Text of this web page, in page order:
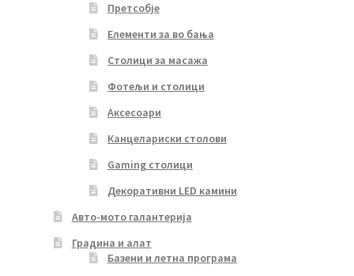
Претсобје
Елементи за во бања
Столици за масажа
Фотељи и столици
Аксесоари
Канцелариски столови
Gaming столици
Декоративни LED камини
Авто-мото галантерија
Градина и алат
Базени и летна програма